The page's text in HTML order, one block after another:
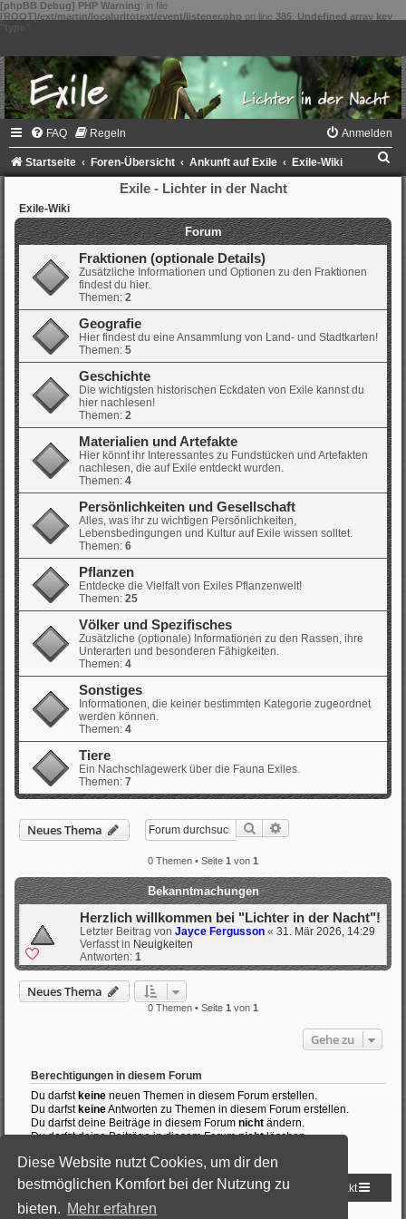
Diese Website nutzt Cookies, um dir den
bestmöglichen Komfort bei der Nutzung zu
bieten. Mehr erfahren
[phpBB Debug] PHP Warning: in file
[ROOT]/ext/martin/localurltotext/event/listener.php on line 385: Undefined array key
FAQ Regeln Anmelden
Startseite Foren-Übersicht Ankunft auf Exile Exile-Wiki
Exile - Lichter in der Nacht
Exile-Wiki
Forum
Fraktionen (optionale Details)
Zusätzliche Informationen und Optionen zu den Fraktionen
findest du hier.
Themen: 2
Geografie
Hier findest du eine Ansammlung von Land- und Stadtkarten!
Themen: 5
Geschichte
Die wichtigsten historischen Eckdaten von Exile kannst du
hier nachlesen!
Themen: 2
Materialien und Artefakte
Hier könnt ihr Interessantes zu Fundstücken und Artefakten
nachlesen, die auf Exile entdeckt wurden.
Themen: 4
Persönlichkeiten und Gesellschaft
Alles, was ihr zu wichtigen Persönlichkeiten,
Lebensbedingungen und Kultur auf Exile wissen solltet.
Themen: 6
Pflanzen
Entdecke die Vielfalt von Exiles Pflanzenwelt!
Themen: 25
Völker und Spezifisches
Zusätzliche (optionale) Informationen zu den Rassen, ihre
Unterarten und besonderen Fähigkeiten.
Themen: 4
Sonstiges
Informationen, die keiner bestimmten Kategorie zugeordnet
werden können.
Themen: 4
Tiere
Ein Nachschlagewerk über die Fauna Exiles.
Themen: 7
Neues Thema Suche
0 Themen • Seite 1 von 1
Bekanntmachungen
Herzlich willkommen bei "Lichter in der Nacht"!
Letzter Beitrag von Jayce Fergusson « 31. Mär 2026, 14:29
Verfasst in Neuigkeiten
Antworten: 1
Neues Thema
0 Themen • Seite 1 von 1
Gehe zu
Berechtigungen in diesem Forum
Du darfstkeine neuen Themen in diesem Forum erstellen.
Du darfstkeineAntworten zu Themen in diesem Forum erstellen.
Du darfst deine Beiträge in diesem Forum nicht ändern.
Du darfst deine Beiträge in diesem Forumnichtlöschen.
Startseite Foren-Übersicht Kontakt